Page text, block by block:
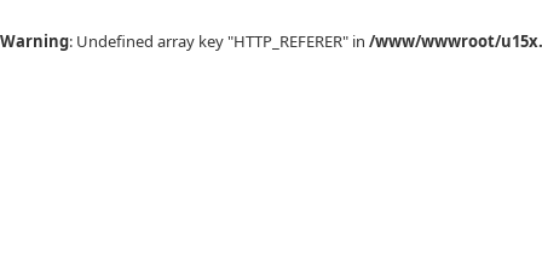
Warning: Undefined array key "HTTP_REFERER" in /www/wwwroot/